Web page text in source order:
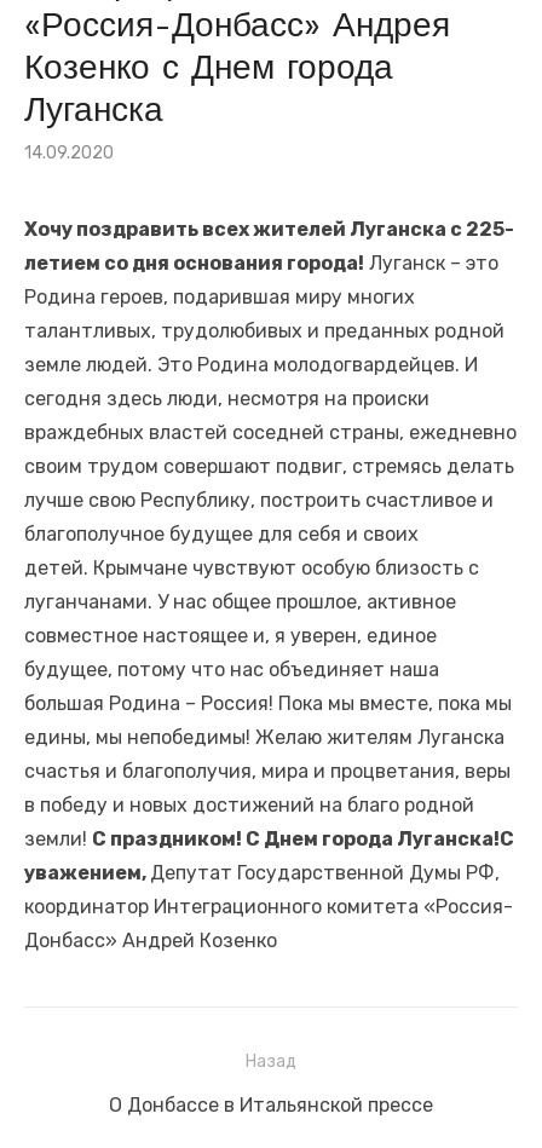
«Союз землячеств Луганщины» и Общественная палата
Севастополя
Рабочая встреча прошла в Крыму
Сегодня — день памяти детей Донбасса, погибших от рук
вооружённых формирований Украины. И этот день
📅 23 июля — 111 лет со дня рождения нашего великого
земляка, Михаила Матусовского!
Фаина Савенкова драматург, член Союза писателей ЛНР
Студенты ЛГАУ высадили в Крыму почти 40 тыс.
саженцев винограда
Подписание договора о сотрудничестве состоялось в
🕯 22 июня — День памяти и скорби. Самая трагическая
дата в истории нашей страны и всего человечества
Президент по видеосвязи проводит совещание о
социально-экономическом развитии воссоединенных
субъектов России.
«Россия-Донбасс» Андрея
Козенко с Днем города
Луганска
Опубликовано
14.09.2020
Хочу поздравить всех жителей Луганска с 225-
летием со дня основания города! Луганск – это
Родина героев, подарившая миру многих
талантливых, трудолюбивых и преданных родной
земле людей. Это Родина молодогвардейцев. И
сегодня здесь люди, несмотря на происки
враждебных властей соседней страны, ежедневно
своим трудом совершают подвиг, стремясь делать
лучше свою Республику, построить счастливое и
благополучное будущее для себя и своих
детей. Крымчане чувствуют особую близость с
луганчанами. У нас общее прошлое, активное
совместное настоящее и, я уверен, единое
будущее, потому что нас объединяет наша
большая Родина – Россия! Пока мы вместе, пока мы
едины, мы непобедимы! Желаю жителям Луганска
счастья и благополучия, мира и процветания, веры
в победу и новых достижений на благо родной
земли! С праздником! С Днем города Луганска!С
уважением, Депутат Государственной Думы РФ,
координатор Интеграционного комитета «Россия-
Донбасс» Андрей Козенко
Назад
Предыдущая
О Донбассе в Итальянской прессе